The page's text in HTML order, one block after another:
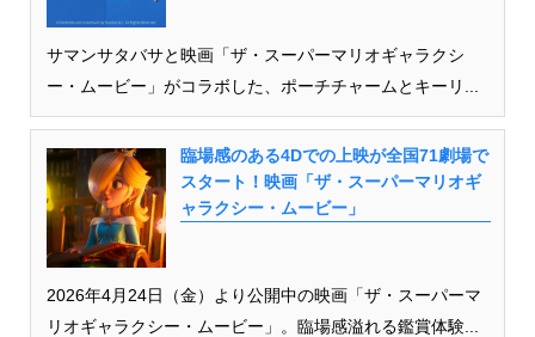
サマンサタバサと映画「ザ・スーパーマリオギャラクシ
ー・ムービー」がコラボした、ポーチチャームとキーリ...
臨場感のある4Dでの上映が全国71劇場で
スタート！映画「ザ・スーパーマリオギ
ャラクシー・ムービー」
2026年4月24日（金）より公開中の映画「ザ・スーパーマ
リオギャラクシー・ムービー」。臨場感溢れる鑑賞体験...